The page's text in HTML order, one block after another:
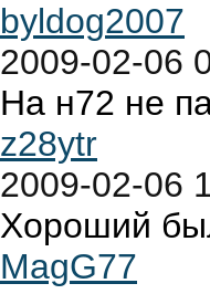
byldog2007
2009-02-06
На н72 не
z28ytr
2009-02-06
Хороший
MagG77